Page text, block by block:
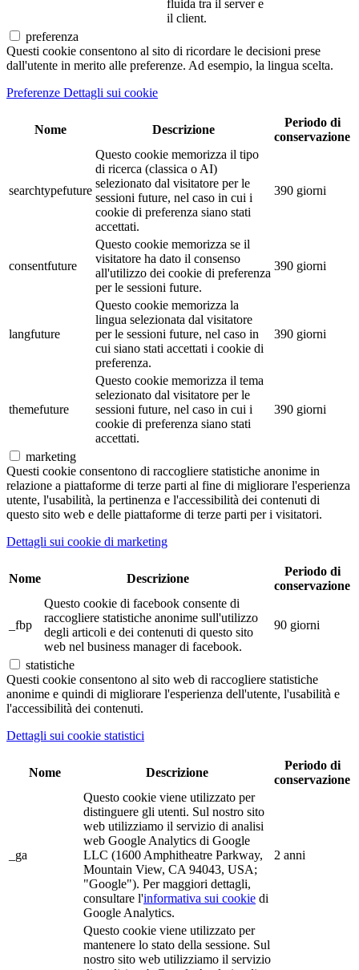
fluida tra il server e
il client.
preferenza
Questi cookie consentono al sito di ricordare le decisioni prese
dall'utente in merito alle preferenze. Ad esempio, la lingua scelta.
Preferenze Dettagli sui cookie
Nome Descrizione
Periodo di
conservazione
searchtypefuture
Questo cookie memorizza il tipo
di ricerca (classica o AI)
selezionato dal visitatore per le
sessioni future, nel caso in cui i
cookie di preferenza siano stati
accettati.
390 giorni
consentfuture
Questo cookie memorizza se il
visitatore ha dato il consenso
all'utilizzo dei cookie di preferenza
per le sessioni future.
390 giorni
langfuture
Questo cookie memorizza la
lingua selezionata dal visitatore
per le sessioni future, nel caso in
cui siano stati accettati i cookie di
preferenza.
390 giorni
themefuture
Questo cookie memorizza il tema
selezionato dal visitatore per le
sessioni future, nel caso in cui i
cookie di preferenza siano stati
accettati.
390 giorni
marketing
Questi cookie consentono di raccogliere statistiche anonime in
relazione a piattaforme di terze parti al fine di migliorare l'esperienza
utente, l'usabilità, la pertinenza e l'accessibilità dei contenuti di
questo sito web e delle piattaforme di terze parti per i visitatori.
Dettagli sui cookie di marketing
Nome Descrizione
Periodo di
conservazione
_fbp
Questo cookie di facebook consente di
raccogliere statistiche anonime sull'utilizzo
degli articoli e dei contenuti di questo sito
web nel business manager di facebook.
90 giorni
statistiche
Questi cookie consentono al sito web di raccogliere statistiche
anonime e quindi di migliorare l'esperienza dell'utente, l'usabilità e
l'accessibilità dei contenuti.
Dettagli sui cookie statistici
Nome Descrizione
Periodo di
conservazione
_ga
Questo cookie viene utilizzato per
distinguere gli utenti. Sul nostro sito
web utilizziamo il servizio di analisi
web Google Analytics di Google
LLC (1600 Amphitheatre Parkway,
Mountain View, CA 94043, USA;
"Google"). Per maggiori dettagli,
consultare l'informativa sui cookie di
Google Analytics.
2 anni
Questo cookie viene utilizzato per
mantenere lo stato della sessione. Sul
nostro sito web utilizziamo il servizio